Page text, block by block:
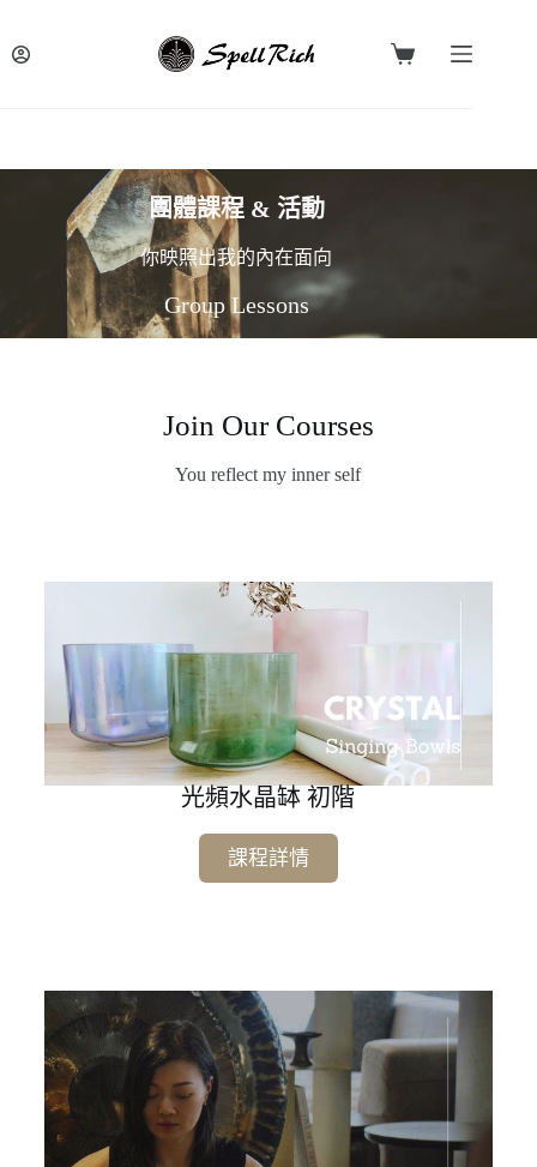
團體課程 & 活動
你映照出我的內在面向
Group Lessons
Join Our Courses
You reflect my inner self
光頻水晶缽 初階
課程詳情